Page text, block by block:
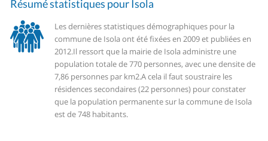
Résumé statistiques pour Isola
Les dernières statistiques démographiques pour la
commune de Isola ont été fixées en 2009 et publiées en
2012.Il ressort que la mairie de Isola administre une
population totale de 770 personnes, avec une densite de
7,86 personnes par km2.A cela il faut soustraire les
résidences secondaires (22 personnes) pour constater
que la population permanente sur la commune de Isola
est de 748 habitants.